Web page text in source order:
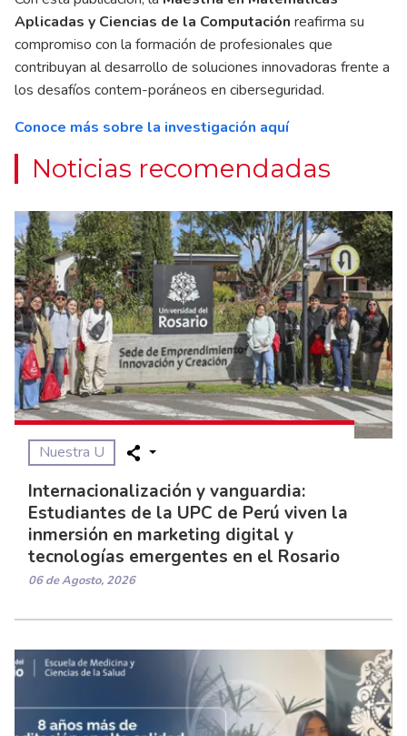
Aplicadas y Ciencias de la Computación reafirma su
compromiso con la formación de profesionales que
contribuyan al desarrollo de soluciones innovadoras frente a
los desafíos contem-poráneos en ciberseguridad.
Conoce más sobre la investigación aquí
Noticias recomendadas
Nuestra U
Internacionalización y vanguardia:
Estudiantes de la UPC de Perú viven la
inmersión en marketing digital y
tecnologías emergentes en el Rosario
06 de Agosto, 2026